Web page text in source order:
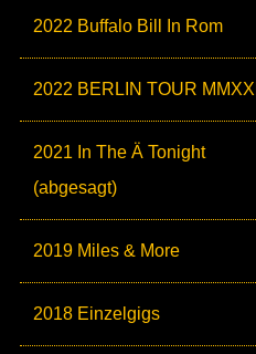
2022 Buffalo Bill In Rom
2022 BERLIN TOUR MMXXII
2021 In The Ä Tonight
(abgesagt)
2019 Miles & More
2018 Einzelgigs